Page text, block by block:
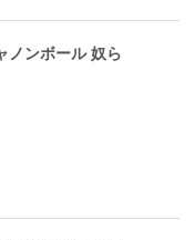
ノンボール 奴ら